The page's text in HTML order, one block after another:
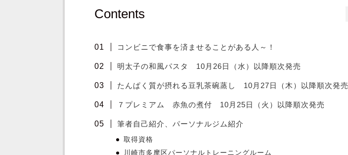
Contents
コンビニで食事を済ませることがある人～！
明太子の和風パスタ 10月26日（水）以降順次発売
たんぱく質が摂れる豆乳茶碗蒸し 10月27日（木）以降順次発売
７プレミアム 赤魚の煮付 10月25日（火）以降順次発売
筆者自己紹介、パーソナルジム紹介
取得資格
川崎市多摩区パーソナルトレーニングルーム